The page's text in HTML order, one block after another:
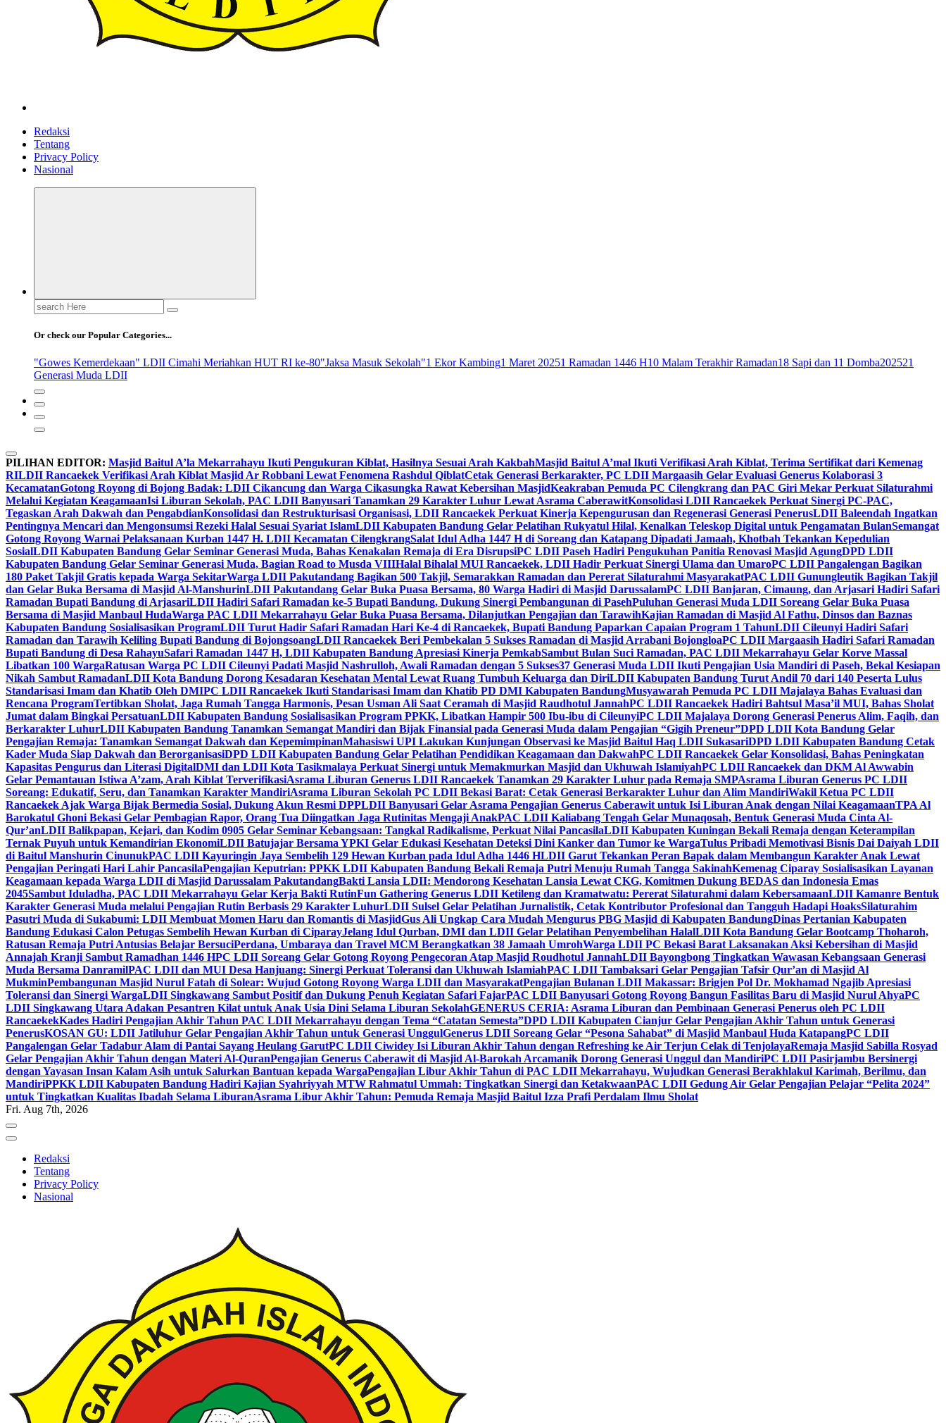
Redaksi
Tentang
Privacy Policy
Nasional
Search
for:
Or check our Popular Categories...
"Gowes Kemerdekaan" LDII Cimahi Meriahkan HUT RI ke-80"Jaksa Masuk Sekolah"1 Ekor Kambing1 Maret 20251 Ramadan 1446 H10 Malam Terakhir Ramadan18 Sapi dan 11 Domba202521
Generasi Muda LDII
PILIHAN EDITOR: Masjid Baitul A’la Mekarrahayu Ikuti Pengukuran Kiblat, Hasilnya Sesuai Arah KakbahMasjid Baitul A’mal Ikuti Verifikasi Arah Kiblat, Terima Sertifikat dari Kemenag
RILDII Rancaekek Verifikasi Arah Kiblat Masjid Ar Robbani Lewat Fenomena Rashdul QiblatCetak Generasi Berkarakter, PC LDII Margaasih Gelar Evaluasi Generus Kolaborasi 3
KecamatanGotong Royong di Bojong Badak: LDII Cikancung dan Warga Cikasungka Rawat Kebersihan MasjidKeakraban Pemuda PC Cilengkrang dan PAC Giri Mekar Perkuat Silaturahmi
Melalui Kegiatan KeagamaanIsi Liburan Sekolah, PAC LDII Banyusari Tanamkan 29 Karakter Luhur Lewat Asrama CaberawitKonsolidasi LDII Rancaekek Perkuat Sinergi PC-PAC,
Tegaskan Arah Dakwah dan PengabdianKonsolidasi dan Restrukturisasi Organisasi, LDII Rancaekek Perkuat Kinerja Kepengurusan dan Regenerasi Generasi PenerusLDII Baleendah Ingatkan
Pentingnya Mencari dan Mengonsumsi Rezeki Halal Sesuai Syariat IslamLDII Kabupaten Bandung Gelar Pelatihan Rukyatul Hilal, Kenalkan Teleskop Digital untuk Pengamatan BulanSemangat
Gotong Royong Warnai Pelaksanaan Kurban 1447 H. LDII Kecamatan CilengkrangSalat Idul Adha 1447 H di Soreang dan Katapang Dipadati Jamaah, Khotbah Tekankan Kepedulian
SosialLDII Kabupaten Bandung Gelar Seminar Generasi Muda, Bahas Kenakalan Remaja di Era DisrupsiPC LDII Paseh Hadiri Pengukuhan Panitia Renovasi Masjid AgungDPD LDII
Kabupaten Bandung Gelar Seminar Generasi Muda, Bagian Road to Musda VIIIHalal Bihalal MUI Rancaekek, LDII Hadir Perkuat Sinergi Ulama dan UmaroPC LDII Pangalengan Bagikan
180 Paket Takjil Gratis kepada Warga SekitarWarga LDII Pakutandang Bagikan 500 Takjil, Semarakkan Ramadan dan Pererat Silaturahmi MasyarakatPAC LDII Gunungleutik Bagikan Takjil
dan Gelar Buka Bersama di Masjid Al-ManshurinLDII Pakutandang Gelar Buka Puasa Bersama, 80 Warga Hadiri di Masjid DarussalamPC LDII Banjaran, Cimaung, dan Arjasari Hadiri Safari
Ramadan Bupati Bandung di ArjasariLDII Hadiri Safari Ramadan ke-5 Bupati Bandung, Dukung Sinergi Pembangunan di PasehPuluhan Generasi Muda LDII Soreang Gelar Buka Puasa
Bersama di Masjid Manbaul HudaWarga PAC LDII Mekarrahayu Gelar Buka Puasa Bersama, Dilanjutkan Pengajian dan TarawihKajian Ramadan di Masjid Al Fathu, Dinsos dan Baznas
Kabupaten Bandung Sosialisasikan ProgramLDII Turut Hadir Safari Ramadan Hari Ke-4 di Rancaekek, Bupati Bandung Paparkan Capaian Program 1 TahunLDII Cileunyi Hadiri Safari
Ramadan dan Tarawih Keliling Bupati Bandung di BojongsoangLDII Rancaekek Beri Pembekalan 5 Sukses Ramadan di Masjid Arrabani BojongloaPC LDII Margaasih Hadiri Safari Ramadan
Bupati Bandung di Desa RahayuSafari Ramadan 1447 H, LDII Kabupaten Bandung Apresiasi Kinerja PemkabSambut Bulan Suci Ramadan, PAC LDII Mekarrahayu Gelar Korve Massal
Libatkan 100 WargaRatusan Warga PC LDII Cileunyi Padati Masjid Nashrulloh, Awali Ramadan dengan 5 Sukses37 Generasi Muda LDII Ikuti Pengajian Usia Mandiri di Paseh, Bekal Kesiapan
Nikah Sambut RamadanLDII Kota Bandung Dorong Kesadaran Kesehatan Mental Lewat Ruang Tumbuh Keluarga dan DiriLDII Kabupaten Bandung Turut Andil 70 dari 140 Peserta Lulus
Standarisasi Imam dan Khatib Oleh DMIPC LDII Rancaekek Ikuti Standarisasi Imam dan Khatib PD DMI Kabupaten BandungMusyawarah Pemuda PC LDII Majalaya Bahas Evaluasi dan
Rencana ProgramTertibkan Sholat, Jaga Rumah Tangga Harmonis, Pesan Usman Ali Saat Ceramah di Masjid Raudhotul JannahPC LDII Rancaekek Hadiri Bahtsul Masa’il MUI, Bahas Sholat
Jumat dalam Bingkai PersatuanLDII Kabupaten Bandung Sosialisasikan Program PPKK, Libatkan Hampir 500 Ibu-ibu di CileunyiPC LDII Majalaya Dorong Generasi Penerus Alim, Faqih, dan
Berkarakter LuhurLDII Kabupaten Bandung Tanamkan Semangat Mandiri dan Bijak Finansial pada Generasi Muda dalam Pengajian “Gigih Preneur”DPD LDII Kota Bandung Gelar
Pengajian Remaja: Tanamkan Semangat Dakwah dan KepemimpinanMahasiswi UPI Lakukan Kunjungan Observasi ke Masjid Baitul Haq LDII SukasariDPD LDII Kabupaten Bandung Cetak
Kader Muda Siap Dakwah dan BerorganisasiDPD LDII Kabupaten Bandung Gelar Pelatihan Pendidikan Keagamaan dan DakwahPC LDII Rancaekek Gelar Konsolidasi, Bahas Peningkatan
Kapasitas Pengurus dan Literasi DigitalDMI dan LDII Kota Tasikmalaya Perkuat Sinergi untuk Memakmurkan Masjid dan Ukhuwah IslamiyahPC LDII Rancaekek dan DKM Al Awwabin
Gelar Pemantauan Istiwa A’zam, Arah Kiblat TerverifikasiAsrama Liburan Generus LDII Rancaekek Tanamkan 29 Karakter Luhur pada Remaja SMPAsrama Liburan Generus PC LDII
Soreang: Edukatif, Seru, dan Tanamkan Karakter MandiriAsrama Liburan Sekolah PC LDII Bekasi Barat: Cetak Generasi Berkarakter Luhur dan Alim MandiriWakil Ketua PC LDII
Rancaekek Ajak Warga Bijak Bermedia Sosial, Dukung Akun Resmi DPPLDII Banyusari Gelar Asrama Pengajian Generus Caberawit untuk Isi Liburan Anak dengan Nilai KeagamaanTPA Al
Barokatul Ghoni Bekasi Gelar Pembagian Rapor, Orang Tua Diingatkan Jaga Rutinitas Mengaji AnakPAC LDII Kaliabang Tengah Gelar Munaqosah, Bentuk Generasi Muda Cinta Al-
Qur’anLDII Balikpapan, Kejari, dan Kodim 0905 Gelar Seminar Kebangsaan: Tangkal Radikalisme, Perkuat Nilai PancasilaLDII Kabupaten Kuningan Bekali Remaja dengan Keterampilan
Ternak Puyuh untuk Kemandirian EkonomiLDII Batujajar Bersama YPKI Gelar Edukasi Kesehatan Deteksi Dini Kanker dan Tumor ke WargaTulus Pribadi Memotivasi Bisnis Dai Daiyah LDII
di Baitul Manshurin CinunukPAC LDII Kayuringin Jaya Sembelih 129 Hewan Kurban pada Idul Adha 1446 HLDII Garut Tekankan Peran Bapak dalam Membangun Karakter Anak Lewat
Pengajian Peringati Hari Lahir PancasilaPengajian Keputrian: PPKK LDII Kabupaten Bandung Bekali Remaja Putri Menuju Rumah Tangga SakinahKemenag Ciparay Sosialisasikan Layanan
Keagamaan kepada Warga LDII di Masjid Darussalam PakutandangBakti Lansia LDII: Mendorong Kesehatan Lansia Lewat CKG, Komitmen Dukung BEDAS dan Indonesia Emas
2045Sambut Iduladha, PAC LDII Mekarrahayu Gelar Kerja Bakti RutinFun Gathering Generus LDII Ketileng dan Kramatwatu: Pererat Silaturahmi dalam KebersamaanLDII Kamanre Bentuk
Karakter Generasi Muda melalui Pengajian Rutin Berbasis 29 Karakter LuhurLDII Sulsel Gelar Pelatihan Jurnalistik, Cetak Kontributor Profesional dan Tangguh Hadapi HoaksSilaturahim
Pasutri Muda di Sukabumi: LDII Membuat Momen Haru dan Romantis di MasjidGus Ali Ungkap Cara Mudah Mengurus PBG Masjid di Kabupaten BandungDinas Pertanian Kabupaten
Bandung Edukasi Calon Petugas Sembelih Hewan Kurban di CiparayJelang Idul Qurban, DMI dan LDII Gelar Pelatihan Penyembelihan HalalLDII Kota Bandung Gelar Bootcamp Thoharoh,
Ratusan Remaja Putri Antusias Belajar BersuciPerdana, Umbaraya dan Travel MCM Berangkatkan 38 Jamaah UmrohWarga LDII PC Bekasi Barat Laksanakan Aksi Kebersihan di Masjid
Annajah Kranji Sambut Ramadhan 1446 HPC LDII Soreang Gelar Gotong Royong Pengecoran Atap Masjid Roudhotul JannahLDII Bayongbong Tingkatkan Wawasan Kebangsaan Generasi
Muda Bersama DanramilPAC LDII dan MUI Desa Hanjuang: Sinergi Perkuat Toleransi dan Ukhuwah IslamiahPAC LDII Tambaksari Gelar Pengajian Tafsir Qur’an di Masjid Al
MukminPembangunan Masjid Nurul Fatah di Solear: Wujud Gotong Royong Warga LDII dan MasyarakatPengajian Bulanan LDII Makassar: Brigjen Pol Dr. Mokhamad Ngajib Apresiasi
Toleransi dan Sinergi WargaLDII Singkawang Sambut Positif dan Dukung Penuh Kegiatan Safari FajarPAC LDII Banyusari Gotong Royong Bangun Fasilitas Baru di Masjid Nurul AhyaPC
LDII Singkawang Utara Adakan Pesantren Kilat untuk Anak Usia Dini Selama Liburan SekolahGENERUS CERIA: Asrama Liburan dan Pembinaan Generasi Penerus oleh PC LDII
RancaekekKades Hadiri Pengajian Akhir Tahun PAC LDII Mekarrahayu dengan Tema “Catatan Semesta”DPD LDII Kabupaten Cianjur Gelar Pengajian Akhir Tahun untuk Generasi
PenerusKOSAN GU: LDII Jatiluhur Gelar Pengajian Akhir Tahun untuk Generasi UnggulGenerus LDII Soreang Gelar “Pesona Sahabat” di Masjid Manbaul Huda KatapangPC LDII
Pangalengan Gelar Tadabur Alam di Pantai Sayang Heulang GarutPC LDII Ciwidey Isi Liburan Akhir Tahun dengan Refreshing ke Air Terjun Celak di TenjolayaRemaja Masjid Sabilla Rosyad
Gelar Pengajian Akhir Tahun dengan Materi Al-QuranPengajian Generus Caberawit di Masjid Al-Barokah Arcamanik Dorong Generasi Unggul dan MandiriPC LDII Pasirjambu Bersinergi
dengan Yayasan Insan Kalam Asih untuk Salurkan Bantuan kepada WargaPengajian Libur Akhir Tahun di PAC LDII Mekarrahayu, Wujudkan Generasi Berakhlakul Karimah, Berilmu, dan
MandiriPPKK LDII Kabupaten Bandung Hadiri Kajian Syahriyyah MTW Rahmatul Ummah: Tingkatkan Sinergi dan KetakwaanPAC LDII Gedung Air Gelar Pengajian Pelajar “Pelita 2024”
untuk Tingkatkan Kualitas Ibadah Selama LiburanAsrama Libur Akhir Tahun: Pemuda Remaja Masjid Baitul Izza Prafi Perdalam Ilmu Sholat
Fri. Aug 7th, 2026
Redaksi
Tentang
Privacy Policy
Nasional